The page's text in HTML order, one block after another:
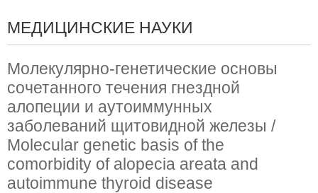
МЕДИЦИНСКИЕ НАУКИ
Молекулярно-генетические основы
сочетанного течения гнездной
алопеции и аутоиммунных
заболеваний щитовидной железы /
Molecular genetic basis of the
comorbidity of alopecia areata and
autoimmune thyroid disease